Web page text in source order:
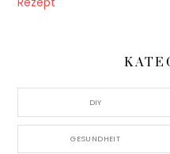
DIY
GESUNDHEIT